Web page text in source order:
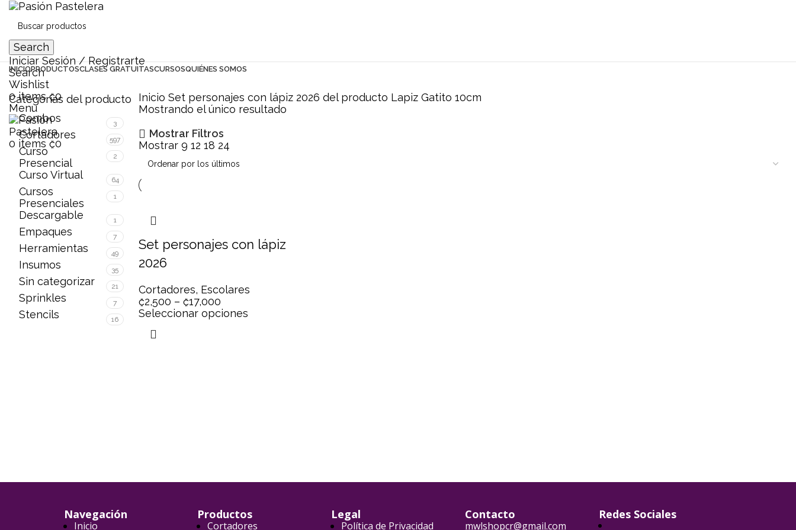
Search
Iniciar Sesión / Registrarte
Search
Wishlist
0items ₡0
Menu
0 items ₡0
INICIOPRODUCTOSCLASES GRATUITASCURSOSQUIÉNES SOMOS
Categorías del producto
Combos
3
Cortadores 597
Curso
Presencial
2
Curso Virtual 64
Cursos
Presenciales
1
Descargable 1
Empaques 7
Herramientas 49
Insumos 35
Sin categorizar 21
Sprinkles 7
Stencils 16
Inicio Set personajes con lápiz 2026 del producto Lapiz Gatito 10cm
Mostrando el único resultado
Mostrar Filtros
Mostrar 9 12 18 24
Set personajes con lápiz
2026
Cortadores, Escolares
₡2,500 – ₡17,000
Seleccionar opciones
Navegación
Inicio
Productos
Cortadores
Legal
Política de Privacidad
Contacto
mwlshopcr@gmail.com
Redes Sociales